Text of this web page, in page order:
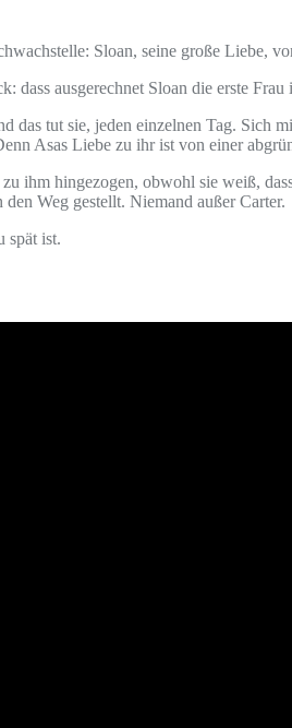
Sloan, seine große Liebe,
ausgerechnet Sloan die erste
tut sie, jeden einzelnen Tag. Sich
Asas Liebe zu ihr ist von einer
ihm hingezogen, obwohl sie weiß,
Weg gestellt. Niemand außer Carter.
spät ist.